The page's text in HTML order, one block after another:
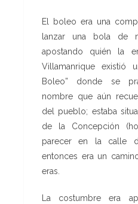
El boleo era una
lanzar una bola de
apostando quién la
Villamanrique existió
Boleo” donde se
nombre que aún
del pueblo; estaba
de la Concepción
parecer en la calle
entonces era un
eras.
La costumbre era